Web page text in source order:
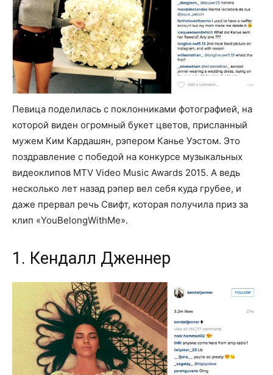
Певица поделилась с поклонниками фотографией, на
которой виден огромный букет цветов, присланный
мужем Ким Кардашян, рэпером Канье Уэстом. Это
поздравление с победой на конкурсе музыкальных
видеоклипов MTV Video Music Awards 2015. А ведь
несколько лет назад рэпер вел себя куда грубее, и
даже прервал речь Свифт, которая получила приз за
клип «YouBelongWithMe».
1. Кендалл Дженнер